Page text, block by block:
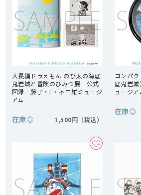
大長編ドラえもん のび太の海底
鬼岩城と冒険のひみつ展 公式
図録 藤子・F・不二雄ミュージ
アム
在庫◎ 1,500円
コンパ
底鬼岩
ュージア
在庫◎